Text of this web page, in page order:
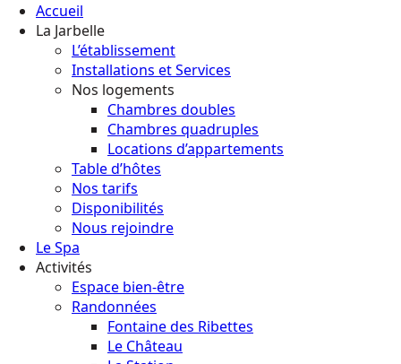
Accueil
La Jarbelle
L’établissement
Installations et Services
Nos logements
Chambres doubles
Chambres quadruples
Locations d’appartements
Table d’hôtes
Nos tarifs
Disponibilités
Nous rejoindre
Le Spa
Activités
Espace bien-être
Randonnées
Fontaine des Ribettes
Le Château